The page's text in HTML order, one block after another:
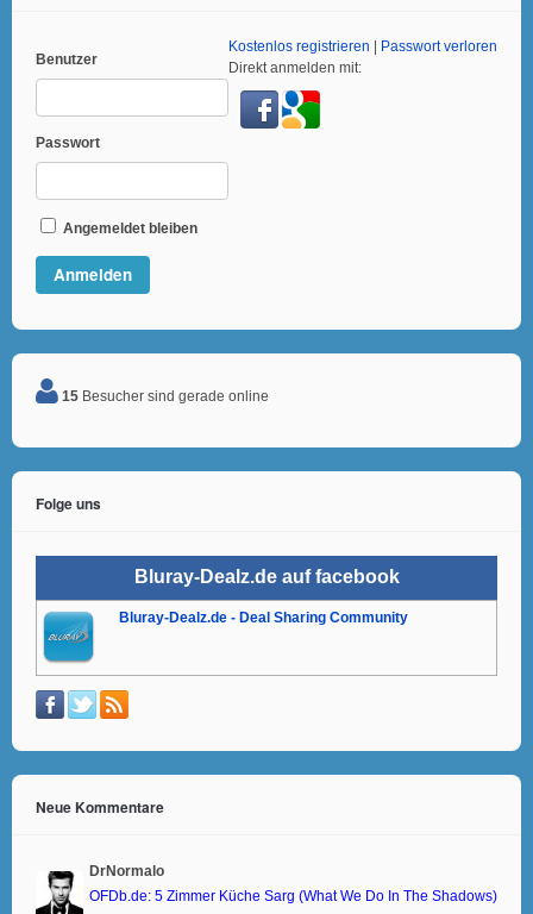
Benutzer
Passwort
Angemeldet bleiben
Kostenlos registrieren | Passwort verloren
Direkt anmelden mit:
15 Besucher sind gerade online
Folge uns
Bluray-Dealz.de auf facebook
Bluray-Dealz.de - Deal Sharing Community
Neue Kommentare
DrNormalo
OFDb.de: 5 Zimmer Küche Sarg (What We Do In The Shadows)